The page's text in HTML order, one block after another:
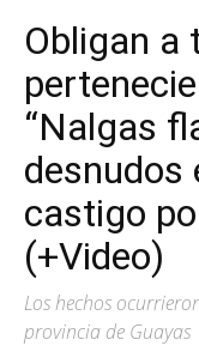
Obligan a
“Nalgas
desnudos
castigo
(+Video)
Los hechos
provincia de Guayas